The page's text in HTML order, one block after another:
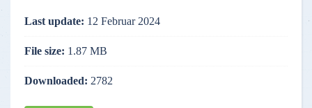
Last update: 12 Februar 2024
File size: 1.87 MB
Downloaded: 2782